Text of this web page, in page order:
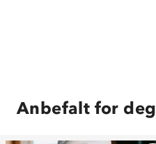
Anbefalt for deg